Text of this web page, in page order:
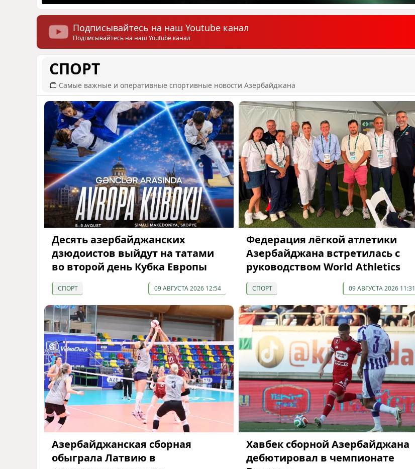
Подписывайтесь на наш Youtube канал
Подписывайтесь на наш Youtube канал
СПОРТ
Самые важные и оперативные спортивные новости Азербайджана
Десять азербайджанских
дзюдоистов выйдут на татами
во второй день Кубка Европы
СПОРТ 09 АВГУСТА 2026 12:54
Федерация лёгкой атлетики
Азербайджана встретилась с
руководством World Athletics
СПОРТ 09 АВГУСТА 2026 11:31
Азербайджанская сборная
обыграла Латвию в
Хавбек сборной Азербайджана
дебютировал в чемпионате